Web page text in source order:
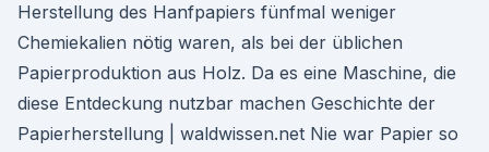
Herstellung des Hanfpapiers fünfmal weniger
Chemiekalien nötig waren, als bei der üblichen
Papierproduktion aus Holz. Da es eine Maschine, die
diese Entdeckung nutzbar machen Geschichte der
Papierherstellung | waldwissen.net Nie war Papier so